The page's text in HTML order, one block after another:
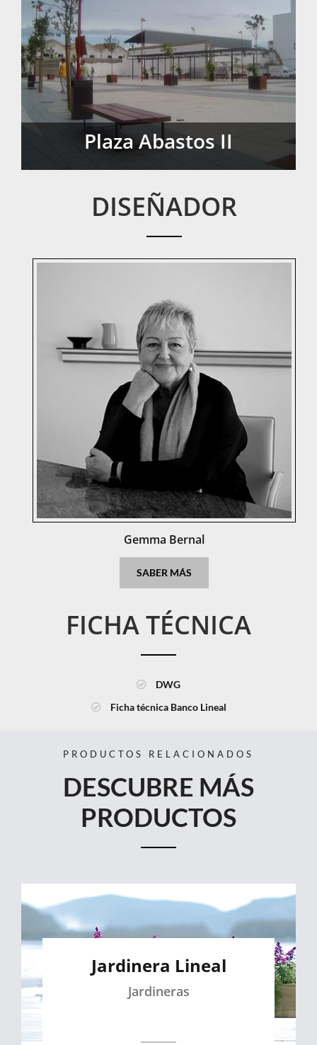
Plaza Abastos II
DISEÑADOR
Gemma Bernal
Gemma Bernal
SABER MÁS
FICHA TÉCNICA
DWG
Ficha técnica Banco Lineal
PRODUCTOS RELACIONADOS
DESCUBRE MÁS
PRODUCTOS
Jardinera Lineal
Jardineras